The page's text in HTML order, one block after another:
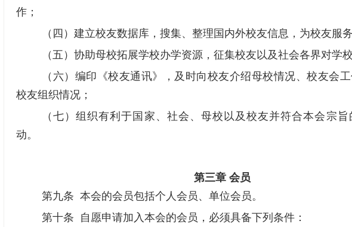
作；
（四）建立校友数据库，搜集、整理国内外校友信息，为校友服务
（五）协助母校拓展学校办学资源，征集校友以及社会各界对学
（六）编印《校友通讯》，及时向校友介绍母校情况、校友会工
校友组织情况；
（七）组织有利于国家、社会、母校以及校友并符合本会宗
动。
第三章 会员
第九条 本会的会员包括个人会员、单位会员。
第十条
自愿申请加入本会的会员，必须具备下列条件：